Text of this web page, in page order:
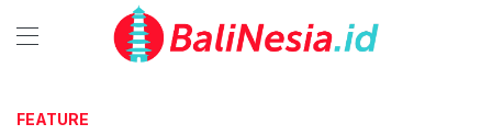
FEATURE